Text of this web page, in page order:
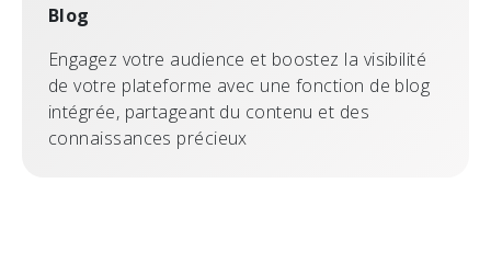
Blog
Engagez votre audience et boostez la visibilité
de votre plateforme avec une fonction de blog
intégrée, partageant du contenu et des
connaissances précieux